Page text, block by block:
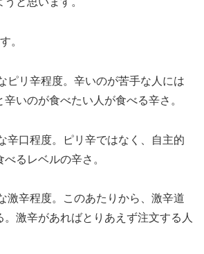
。
辛程度。辛いのが苦手な人には
いのが食べたい人が食べる辛さ。
程度。ピリ辛ではなく、自主的
るレベルの辛さ。
程度。このあたりから、激辛道
。激辛があればとりあえず注文する人